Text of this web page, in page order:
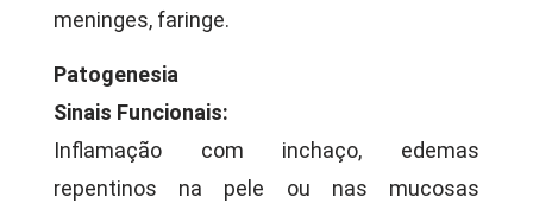
meninges, faringe.
Patogenesia
Sinais Funcionais:
Inflamação com inchaço, edemas
repentinos na pele ou nas mucosas